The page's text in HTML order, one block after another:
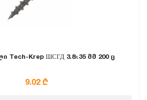
Tech-Krep ШСГД 3.8х35 მმ 200 ც
9.02 ₾